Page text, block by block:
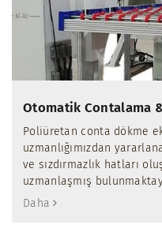
Otomatik Contalama &
Poliüretan conta dökme
uzmanlığımızdan
ve sızdırmazlık hatları
uzmanlaşmış
Daha